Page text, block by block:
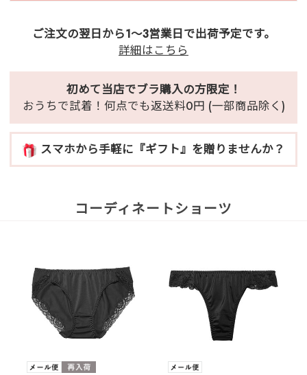
ご注文の翌日から1～3営業日で出荷予定です。
詳細はこちら
初めて当店でブラ購入の方限定！
おうちで試着！何点でも返送料0円 (一部商品除く)
スマホから手軽に『ギフト』を贈りませんか？
コーディネートショーツ